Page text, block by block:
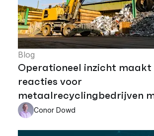
Blog
Operationeel inzicht maakt
reacties voor
metaalrecyclingbedrijven
Conor Dowd